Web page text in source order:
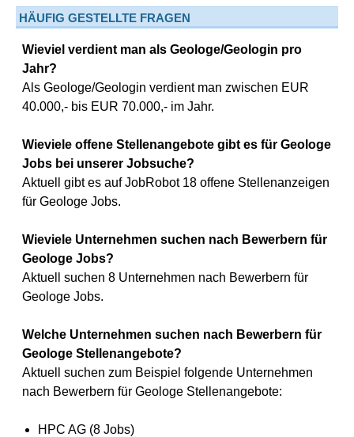
HÄUFIG GESTELLTE FRAGEN
Wieviel verdient man als Geologe/Geologin pro
Jahr?
Als Geologe/Geologin verdient man zwischen EUR
40.000,- bis EUR 70.000,- im Jahr.
Wieviele offene Stellenangebote gibt es für Geologe
Jobs bei unserer Jobsuche?
Aktuell gibt es auf JobRobot 18 offene Stellenanzeigen
für Geologe Jobs.
Wieviele Unternehmen suchen nach Bewerbern für
Geologe Jobs?
Aktuell suchen 8 Unternehmen nach Bewerbern für
Geologe Jobs.
Welche Unternehmen suchen nach Bewerbern für
Geologe Stellenangebote?
Aktuell suchen zum Beispiel folgende Unternehmen
nach Bewerbern für Geologe Stellenangebote:
HPC AG (8 Jobs)